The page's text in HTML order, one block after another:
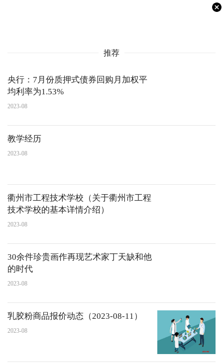
推荐
央行：7月份质押式债券回购月加权平
均利率为1.53%
2023-08
教学经历
2023-08
衢州市工程技术学校（关于衢州市工程
技术学校的基本详情介绍）
2023-08
30余件珍贵画作再现艺术家丁天缺和他
的时代
2023-08
乳胶粉商品报价动态（2023-08-11）
2023-08